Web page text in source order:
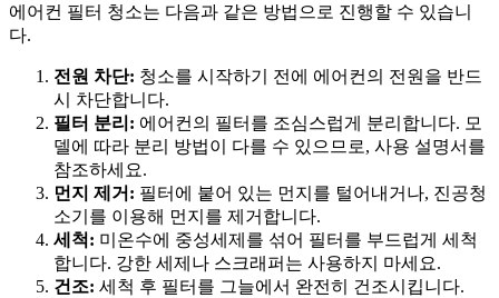
에어컨 필터 청소는 다음과 같은 방법으로 진행할 수 있습니
다.
전원 차단: 청소를 시작하기 전에 에어컨의 전원을 반드
시 차단합니다.
필터 분리: 에어컨의 필터를 조심스럽게 분리합니다. 모
델에 따라 분리 방법이 다를 수 있으므로, 사용 설명서를
참조하세요.
먼지 제거: 필터에 붙어 있는 먼지를 털어내거나, 진공청
소기를 이용해 먼지를 제거합니다.
세척: 미온수에 중성세제를 섞어 필터를 부드럽게 세척
합니다. 강한 세제나 스크래퍼는 사용하지 마세요.
건조: 세척 후 필터를 그늘에서 완전히 건조시킵니다.